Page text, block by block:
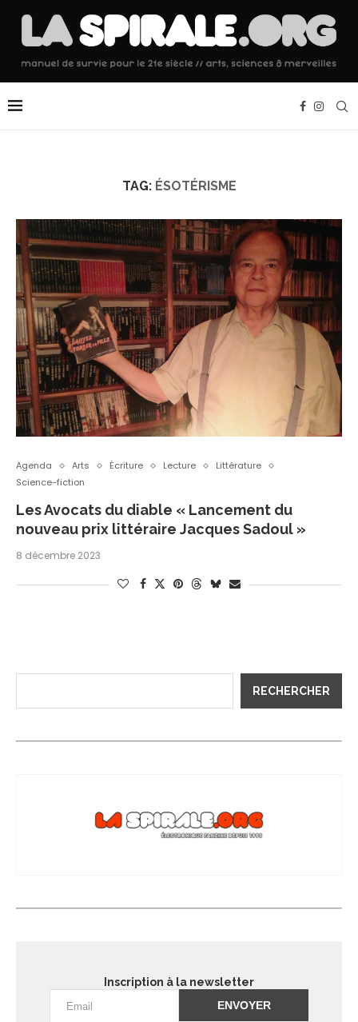
TAG: ÉSOTÉRISME
Agenda Arts Écriture Lecture
Littérature
Science-fiction
Les Avocats du diable « Lancement du
nouveau prix littéraire Jacques Sadoul »
8 décembre 2023
RECHERCHER
Inscription à la newsletter